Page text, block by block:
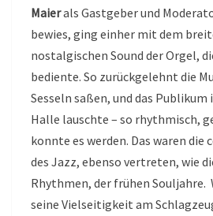
Maierals Gastgeber und
bewies, ging einher mit dem
nostalgischen Sound der Orgel,
bediente. So zurückgelehnt die
Sesseln saßen, und das
Halle lauschte – so rhythmisch,
konnte es werden. Das waren
des Jazz, ebenso vertreten, wie
Rhythmen, der frühen Souljahre.
seine Vielseitigkeit am